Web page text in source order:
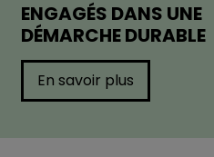
ENGAGÉS DANS UNE
DÉMARCHE DURABLE
En savoir plus